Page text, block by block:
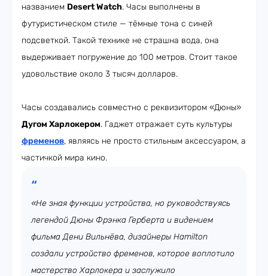
названием Desert Watch. Часы выполнены в
футуристическом стиле — тёмные тона с синей
подсветкой. Такой технике не страшна вода, она
выдерживает погружение до 100 метров. Стоит такое
удовольствие около 3 тысяч долларов.
Часы создавались совместно с реквизитором «Дюны»
Дугом Харлокером. Гаджет отражает суть культуры
фременов, являясь не просто стильным аксессуаром, а
частичкой мира кино.
«Не зная функции устройства, но руководствуясь
легендой Дюны Фрэнка Герберта и видением
фильма Дени Вильнёва, дизайнеры Hamilton
создали устройство фременов, которое воплотило
мастерство Харлокера и заслужило